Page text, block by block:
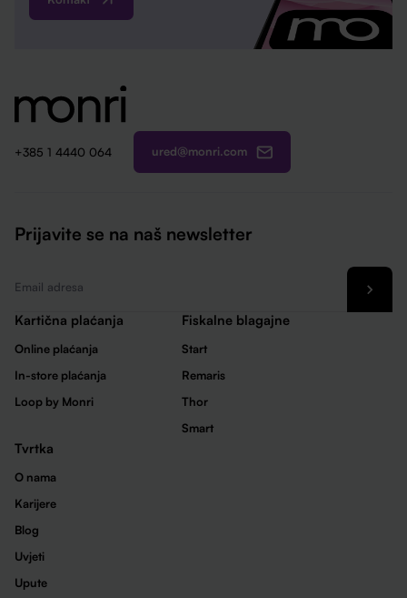
+385 1 4440 064 ured@monri.com
Prijavite se na naš newsletter
Kartična plaćanja
Online plaćanja
In-store plaćanja
Loop by Monri
Fiskalne blagajne
Start
Remaris
Thor
Smart
Tvrtka
O nama
Karijere
Blog
Uvjeti
Upute